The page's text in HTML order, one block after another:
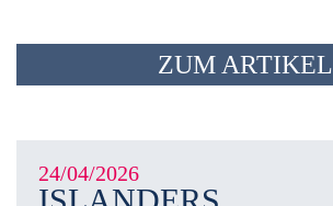
ZUM ARTIKEL
24/04/2026